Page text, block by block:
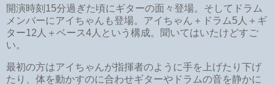
開演時刻15分過ぎた頃にギターの面々登場。そしてドラム
メンバーにアイちゃんも登場。アイちゃん＋ドラム5人＋ギ
ター12人＋ベース4人という構成。聞いてはいたけどすご
い。
最初の方はアイちゃんが指揮者のように手を上げたり下げ
たり、体を動かすのに合わせギターやドラムの音を静かに